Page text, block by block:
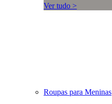
Ver tudo >
Roupas para Meninas